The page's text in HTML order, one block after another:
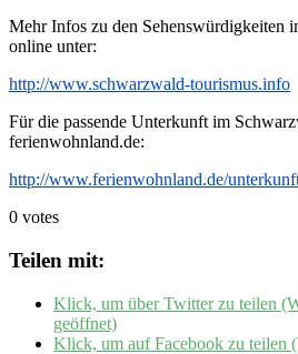
Mehr Infos zu den Sehenswürdigkeiten
online unter:
http://www.schwarzwald-tourismus.info
Für die passende Unterkunft im
ferienwohnland.de:
http://www.ferienwohnland.de/
0 votes
Teilen mit:
Klick, um über Twitter zu teilen
geöffnet)
Klick, um auf Facebook zu teilen